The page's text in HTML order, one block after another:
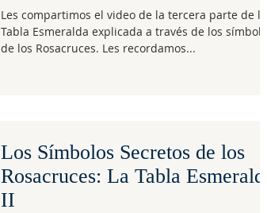
Les compartimos el video de la tercera parte de la
Tabla Esmeralda explicada a través de los símbolos
de los Rosacruces. Les recordamos...
Los Símbolos Secretos de los
Rosacruces: La Tabla Esmeralda
II